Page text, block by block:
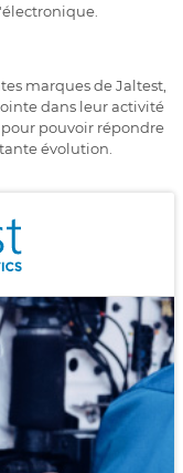
marques de Jaltest,
dans leur activité
pouvoir répondre
évolution.